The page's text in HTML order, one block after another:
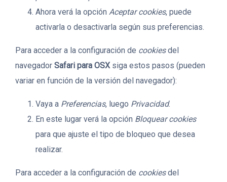
Ahora verá la opción Aceptar cookies, puede
activarla o desactivarla según sus preferencias.
Para acceder a la configuración de cookiesdel
navegador Safari para OSXsiga estos pasos (pueden
variar en función de la versión del navegador):
Vaya a Preferencias, luego Privacidad.
En este lugar verá la opción Bloquear cookies
para que ajuste el tipo de bloqueo que desea
realizar.
Para acceder a la configuración de cookiesdel